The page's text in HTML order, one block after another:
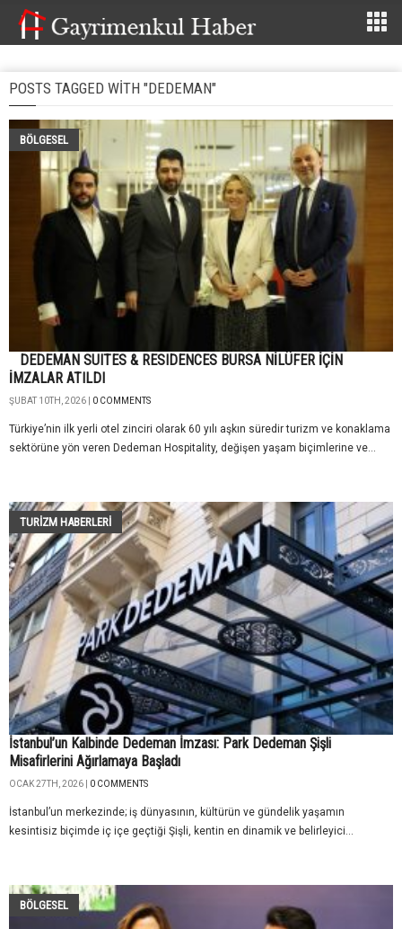
POSTS TAGGED WITH "DEDEMAN"
BÖLGESEL
DEDEMAN SUITES & RESIDENCES BURSA NİLÜFER İÇİN
İMZALAR ATILDI
ŞUBAT 10TH, 2026 | 0 COMMENTS
Türkiye’nin ilk yerli otel zinciri olarak 60 yılı aşkın süredir turizm ve konaklama
sektörüne yön veren Dedeman Hospitality, değişen yaşam biçimlerine ve...
TURIZM HABERLERI
İstanbul’un Kalbinde Dedeman İmzası: Park Dedeman Şişli
Misafirlerini Ağırlamaya Başladı
OCAK 27TH, 2026 | 0 COMMENTS
İstanbul’un merkezinde; iş dünyasının, kültürün ve gündelik yaşamın
kesintisiz biçimde iç içe geçtiği Şişli, kentin en dinamik ve belirleyici...
BÖLGESEL